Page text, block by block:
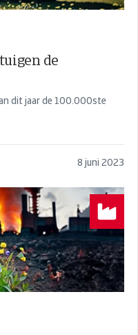
de
dit jaar de 100.000ste
8 juni 2023